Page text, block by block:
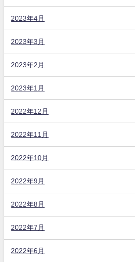
2023年4月
2023年3月
2023年2月
2023年1月
2022年12月
2022年11月
2022年10月
2022年9月
2022年8月
2022年7月
2022年6月